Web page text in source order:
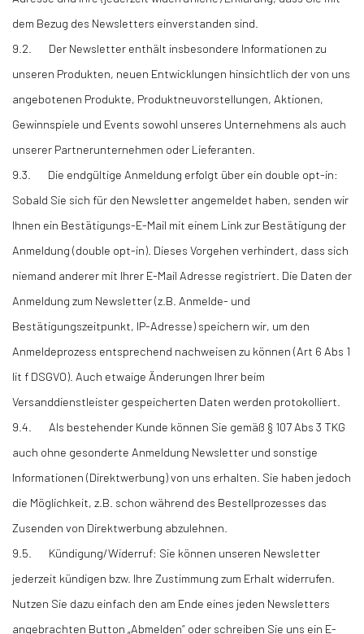
dem Bezug des Newsletters einverstanden sind.
9.2. Der Newsletter enthält insbesondere Informationen zu
unseren Produkten, neuen Entwicklungen hinsichtlich der von uns
angebotenen Produkte, Produktneuvorstellungen, Aktionen,
Gewinnspiele und Events sowohl unseres Unternehmens als auch
unserer Partnerunternehmen oder Lieferanten.
9.3. Die endgültige Anmeldung erfolgt über ein double opt-in:
Sobald Sie sich für den Newsletter angemeldet haben, senden wir
Ihnen ein Bestätigungs-E-Mail mit einem Link zur Bestätigung der
Anmeldung (double opt-in). Dieses Vorgehen verhindert, dass sich
niemand anderer mit Ihrer E-Mail Adresse registriert. Die Daten der
Anmeldung zum Newsletter (z.B. Anmelde- und
Bestätigungszeitpunkt, IP-Adresse) speichern wir, um den
Anmeldeprozess entsprechend nachweisen zu können (Art 6 Abs 1
lit f DSGVO). Auch etwaige Änderungen Ihrer beim
Versanddienstleister gespeicherten Daten werden protokolliert.
9.4. Als bestehender Kunde können Sie gemäß § 107 Abs 3 TKG
auch ohne gesonderte Anmeldung Newsletter und sonstige
Informationen (Direktwerbung) von uns erhalten. Sie haben jedoch
die Möglichkeit, z.B. schon während des Bestellprozesses das
Zusenden von Direktwerbung abzulehnen.
9.5. Kündigung/Widerruf: Sie können unseren Newsletter
jederzeit kündigen bzw. Ihre Zustimmung zum Erhalt widerrufen.
Nutzen Sie dazu einfach den am Ende eines jeden Newsletters
angebrachten Button „Abmelden“ oder schreiben Sie uns ein E-